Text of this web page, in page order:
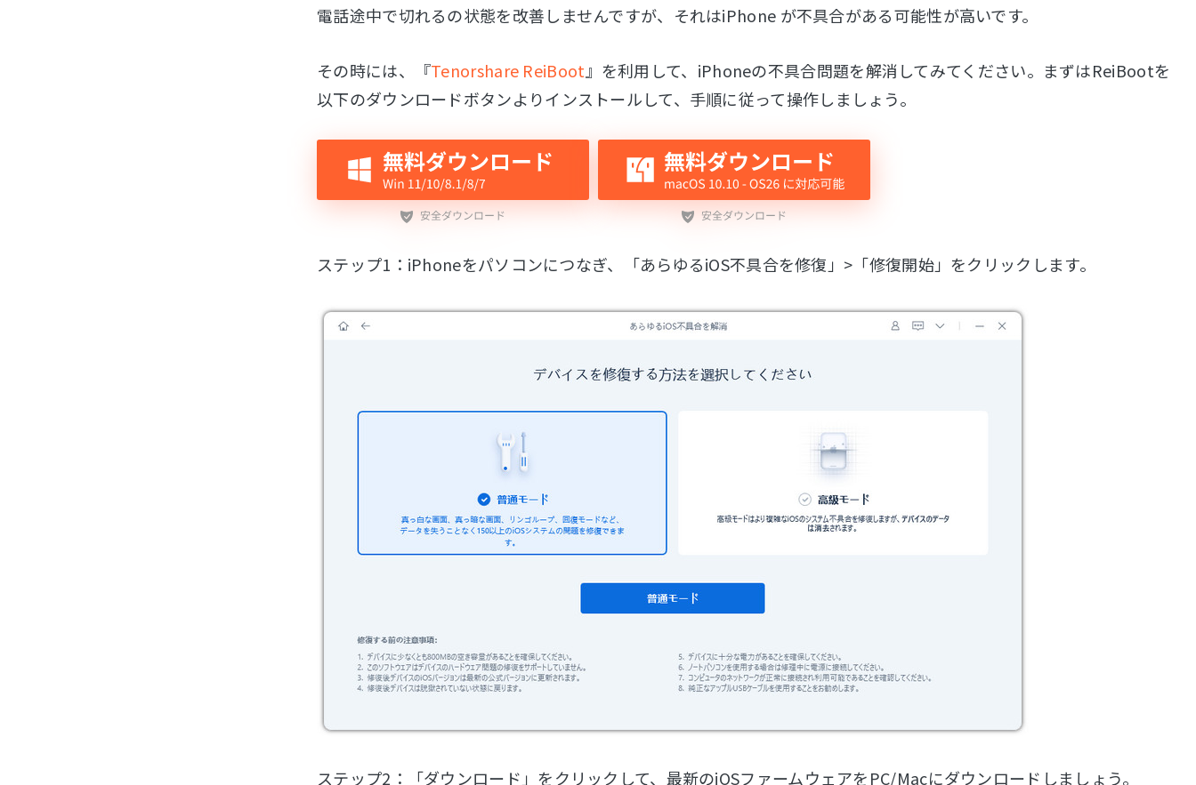
電話途中で切れるの状態を改善しませんですが、それはiPhone が不具合がある可能性が高いです。
その時には、『Tenorshare ReiBoot 』を利用して、iPhoneの不具合問題を解消してみてください。まずはReiBootを
以下のダウンロードボタンよりインストールして、手順に従って操作しましょう。
ステップ1：iPhoneをパソコンにつなぎ、「あらゆるiOS不具合を修復」>「修復開始」をクリックします。
ステップ2：「ダウンロード」をクリックして、最新のiOSファームウェアをPC/Macにダウンロードしましょう。